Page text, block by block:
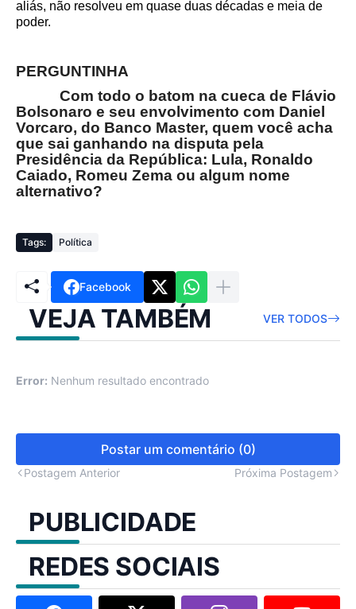
aliás, não resolveu em quase duas décadas e meia de
poder.
PERGUNTINHA
Com todo o batom na cueca de Flávio
Bolsonaro e seu envolvimento com Daniel
Vorcaro, do Banco Master, quem você acha
que sai ganhando na disputa pela
Presidência da República: Lula, Ronaldo
Caiado, Romeu Zema ou algum nome
alternativo?
Tags: Política
Facebook
VEJA TAMBÉM VER TODOS
Error: Nenhum resultado encontrado
Postar um comentário (0)
Postagem Anterior Próxima Postagem
PUBLICIDADE
REDES SOCIAIS